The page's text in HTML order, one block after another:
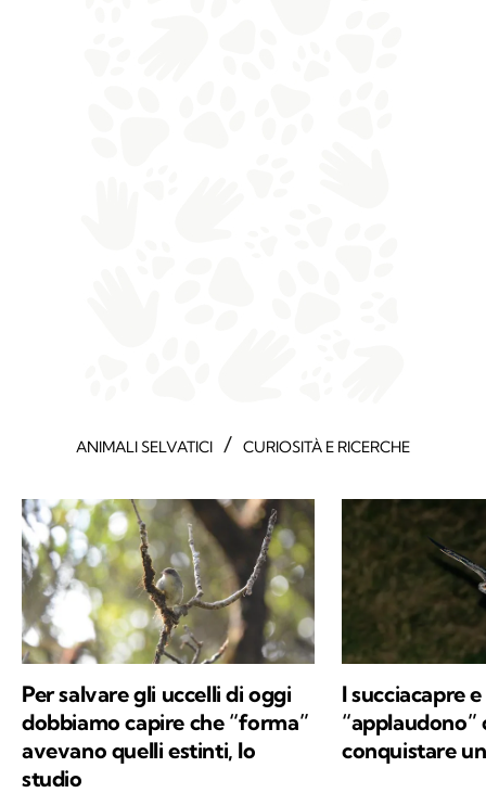
ANIMALI SELVATICI / CURIOSITÀ E RICERCHE
Per salvare gli uccelli di oggi
dobbiamo capire che “forma”
avevano quelli estinti, lo
studio
I succiacapre
“applaudono”
conquistare